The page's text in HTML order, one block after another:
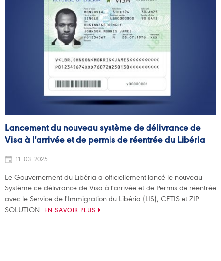
Lancement du nouveau système de délivrance de
Visa à l'arrivée et de permis de réentrée du Libéria
11. 03. 2025
Le Gouvernement du Libéria a officiellement lancé le nouveau
Système de délivrance de Visa à l'arrivée et de Permis de réentrée
avec le Service de l'Immigration du Libéria (LIS), CETIS et ZIP
SOLUTION
EN SAVOIR PLUS